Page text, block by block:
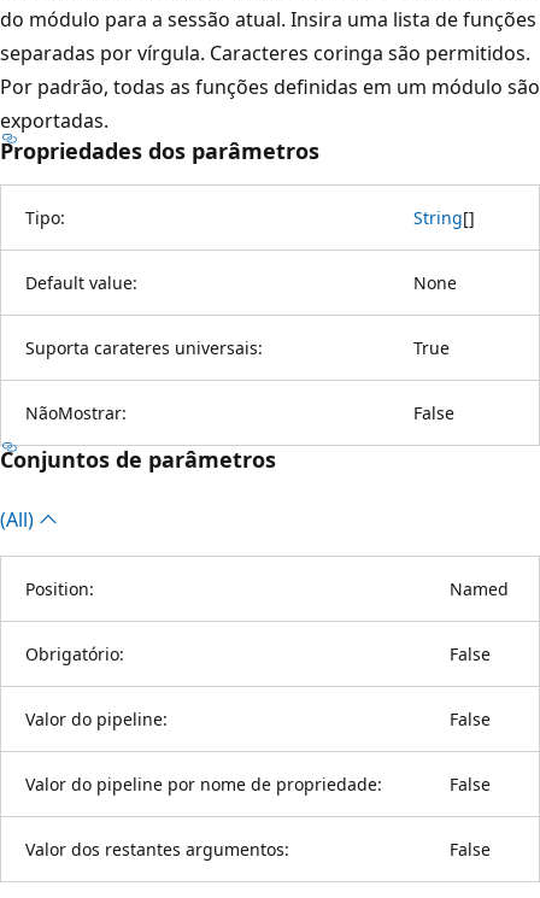
do módulo para a sessão atual. Insira uma lista de funções
separadas por vírgula. Caracteres coringa são permitidos.
Por padrão, todas as funções definidas em um módulo são
exportadas.
Propriedades dos parâmetros
Tipo: String[]
Default value: None
Suporta carateres universais: True
NãoMostrar: False
Conjuntos de parâmetros
(All)
Position: Named
Obrigatório: False
Valor do pipeline: False
Valor do pipeline por nome de propriedade: False
Valor dos restantes argumentos: False